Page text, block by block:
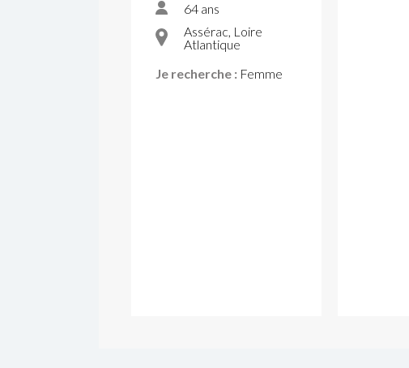
64 ans
Assérac, Loire
Atlantique
Je recherche : Femme